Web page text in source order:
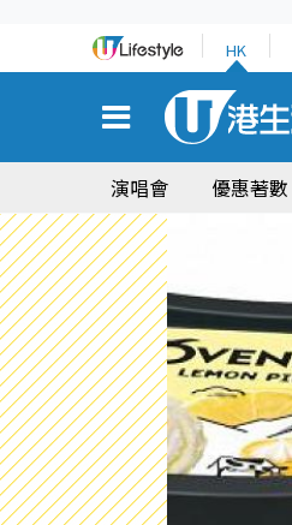
HK
演唱會 優惠著數